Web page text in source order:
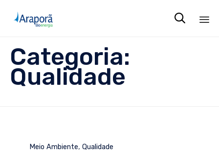

Categoria:
Qualidade
Category
Meio Ambiente, Qualidade